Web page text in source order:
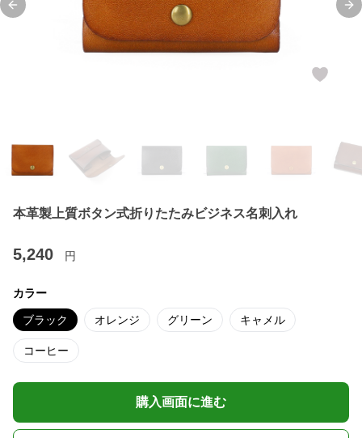
Previous slide
本革製上質ボタン式折りたたみビジネス名刺入れ
5,240 円
カラー
ブラック オレンジ グリーン キャメル
コーヒー
購入画面に進む